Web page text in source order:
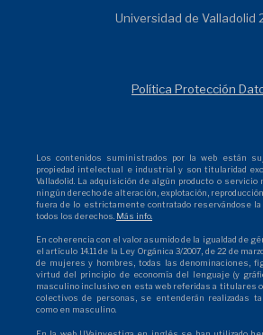
Universidad de Valladolid
Política Protección
Los contenidos suministrados por la web están
propiedad intelectual e industrial y son titularidad
Valladolid. La adquisición de algún producto o
ningún derecho de alteración, explotación,
fuera de lo estrictamente contratado reservándose la
todos los derechos. Más info.
En coherencia con el valor asumido de la igualdad de
el artículo 14.11 de la Ley Orgánica 3/2007, de 22 de
de mujeres y hombres, todas las denominaciones,
virtud del principio de economía del lenguaje (y
masculino inclusivo en esta web referidas a titulares o
colectivos de personas, se entenderán realizadas
como en masculino.